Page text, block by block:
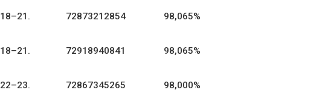
18–21. 72873212854 98,065%
18–21. 72918940841 98,065%
22–23. 72867345265 98,000%